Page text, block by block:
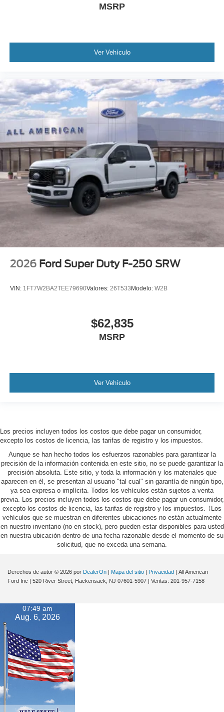
MSRP
Ver Vehículo
2026 Ford Super Duty F-250 SRW
VIN: 1FT7W2BA2TEE79690Valores: 26T533 Modelo: W2B
$62,835
MSRP
Ver Vehículo
Los precios incluyen todos los costos que debe pagar un consumidor,
excepto los costos de licencia, las tarifas de registro y los impuestos.
Aunque se han hecho todos los esfuerzos razonables para garantizar la
precisión de la información contenida en este sitio, no se puede garantizar la
precisión absoluta. Este sitio, y toda la información y los materiales que
aparecen en él, se presentan al usuario "tal cual" sin garantía de ningún tipo,
ya sea expresa o implícita. Todos los vehículos están sujetos a venta
previa. Los precios incluyen todos los costos que debe pagar un consumidor,
excepto los costos de licencia, las tarifas de registro y los impuestos. ‡Los
vehículos que se muestran en diferentes ubicaciones no están actualmente
en nuestro inventario (no en stock), pero pueden estar disponibles para usted
en nuestra ubicación dentro de una fecha razonable desde el momento de su
solicitud, que no exceda una semana.
Derechos de autor © 2026 por DealerOn | Mapa del sitio | Privacidad | All American
Ford Inc | 520 River Street, Hackensack, NJ 07601-5907 | Ventas: 201-957-7158
07:49 am
Aug. 6, 2026